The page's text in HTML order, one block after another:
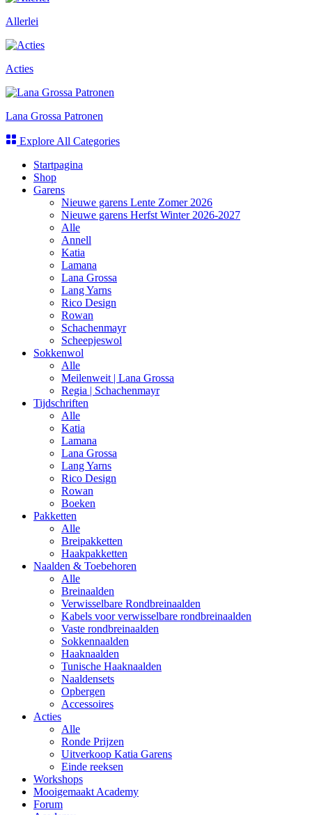
Allerlei
Acties
Lana Grossa Patronen
Explore All Categories
Startpagina
Shop
Garens
Nieuwe garens Lente Zomer 2026
Nieuwe garens Herfst Winter 2026-2027
Alle
Annell
Katia
Lamana
Lana Grossa
Lang Yarns
Rico Design
Rowan
Schachenmayr
Scheepjeswol
Sokkenwol
Alle
Meilenweit | Lana Grossa
Regia | Schachenmayr
Tijdschriften
Alle
Katia
Lamana
Lana Grossa
Lang Yarns
Rico Design
Rowan
Boeken
Pakketten
Alle
Breipakketten
Haakpakketten
Naalden & Toebehoren
Alle
Breinaalden
Verwisselbare Rondbreinaalden
Kabels voor verwisselbare rondbreinaalden
Vaste rondbreinaalden
Sokkennaalden
Haaknaalden
Tunische Haaknaalden
Naaldensets
Opbergen
Accessoires
Acties
Alle
Ronde Prijzen
Uitverkoop Katia Garens
Einde reeksen
Workshops
Mooigemaakt Academy
Forum